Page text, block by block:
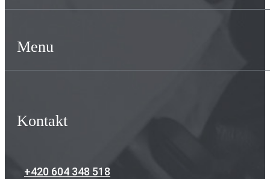
Menu
Kontakt
+420 604 348 518